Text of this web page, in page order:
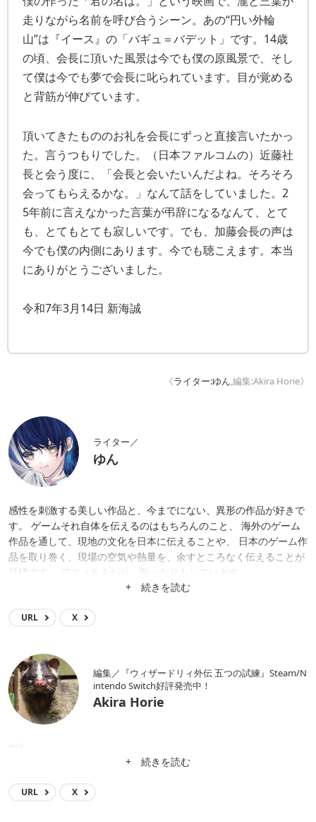
走りながら名前を呼び合うシーン。あの“円い外輪
山”は『イース』の「バギュ＝バデット」です。14歳
の頃、会長に頂いた風景は今でも僕の原風景で、そし
て僕は今でも夢で会長に叱られています。目が覚める
と背筋が伸びています。
頂いてきたもののお礼を会長にずっと直接言いたかっ
た。言うつもりでした。（日本ファルコムの）近藤社
長と会う度に、「会長と会いたいんだよね。そろそろ
会ってもらえるかな。」なんて話をしていました。2
5年前に言えなかった言葉が弔辞になるなんて、とて
も、とてもとても寂しいです。でも、加藤会長の声は
今でも僕の内側にあります。今でも聴こえます。本当
にありがとうございました。
令和7年3月14日 新海誠
《ライター:ゆん,編集:Akira Horie》
ライター／
ゆん
感性を刺激する美しい作品と、今までにない、異形の作品が好きで
す。 ゲームそれ自体を伝えるのはもちろんのこと、 海外のゲーム
作品を通して、現地の文化を日本に伝えることや、 日本のゲーム作
品を取り巻く、現場の空気や熱量を、余すところなく伝えることが
目標です。 アニメをみたり、歌ったりもしています。
+ 続きを読む
URL X
編集／『ウィザードリィ外伝 五つの試練』Steam/N
intendo Switch好評発売中！
Akira Horie
n/a
+ 続きを読む
URL X